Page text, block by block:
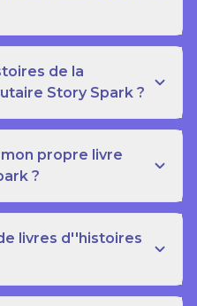
de la
Story Spark ?
propre livre
?
livres d''histoires